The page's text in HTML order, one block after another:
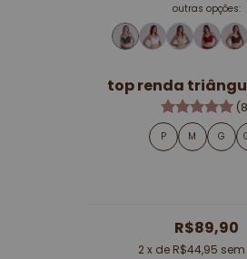
outras opções:
top renda
P M G
R$89,90
2x de R$44,95